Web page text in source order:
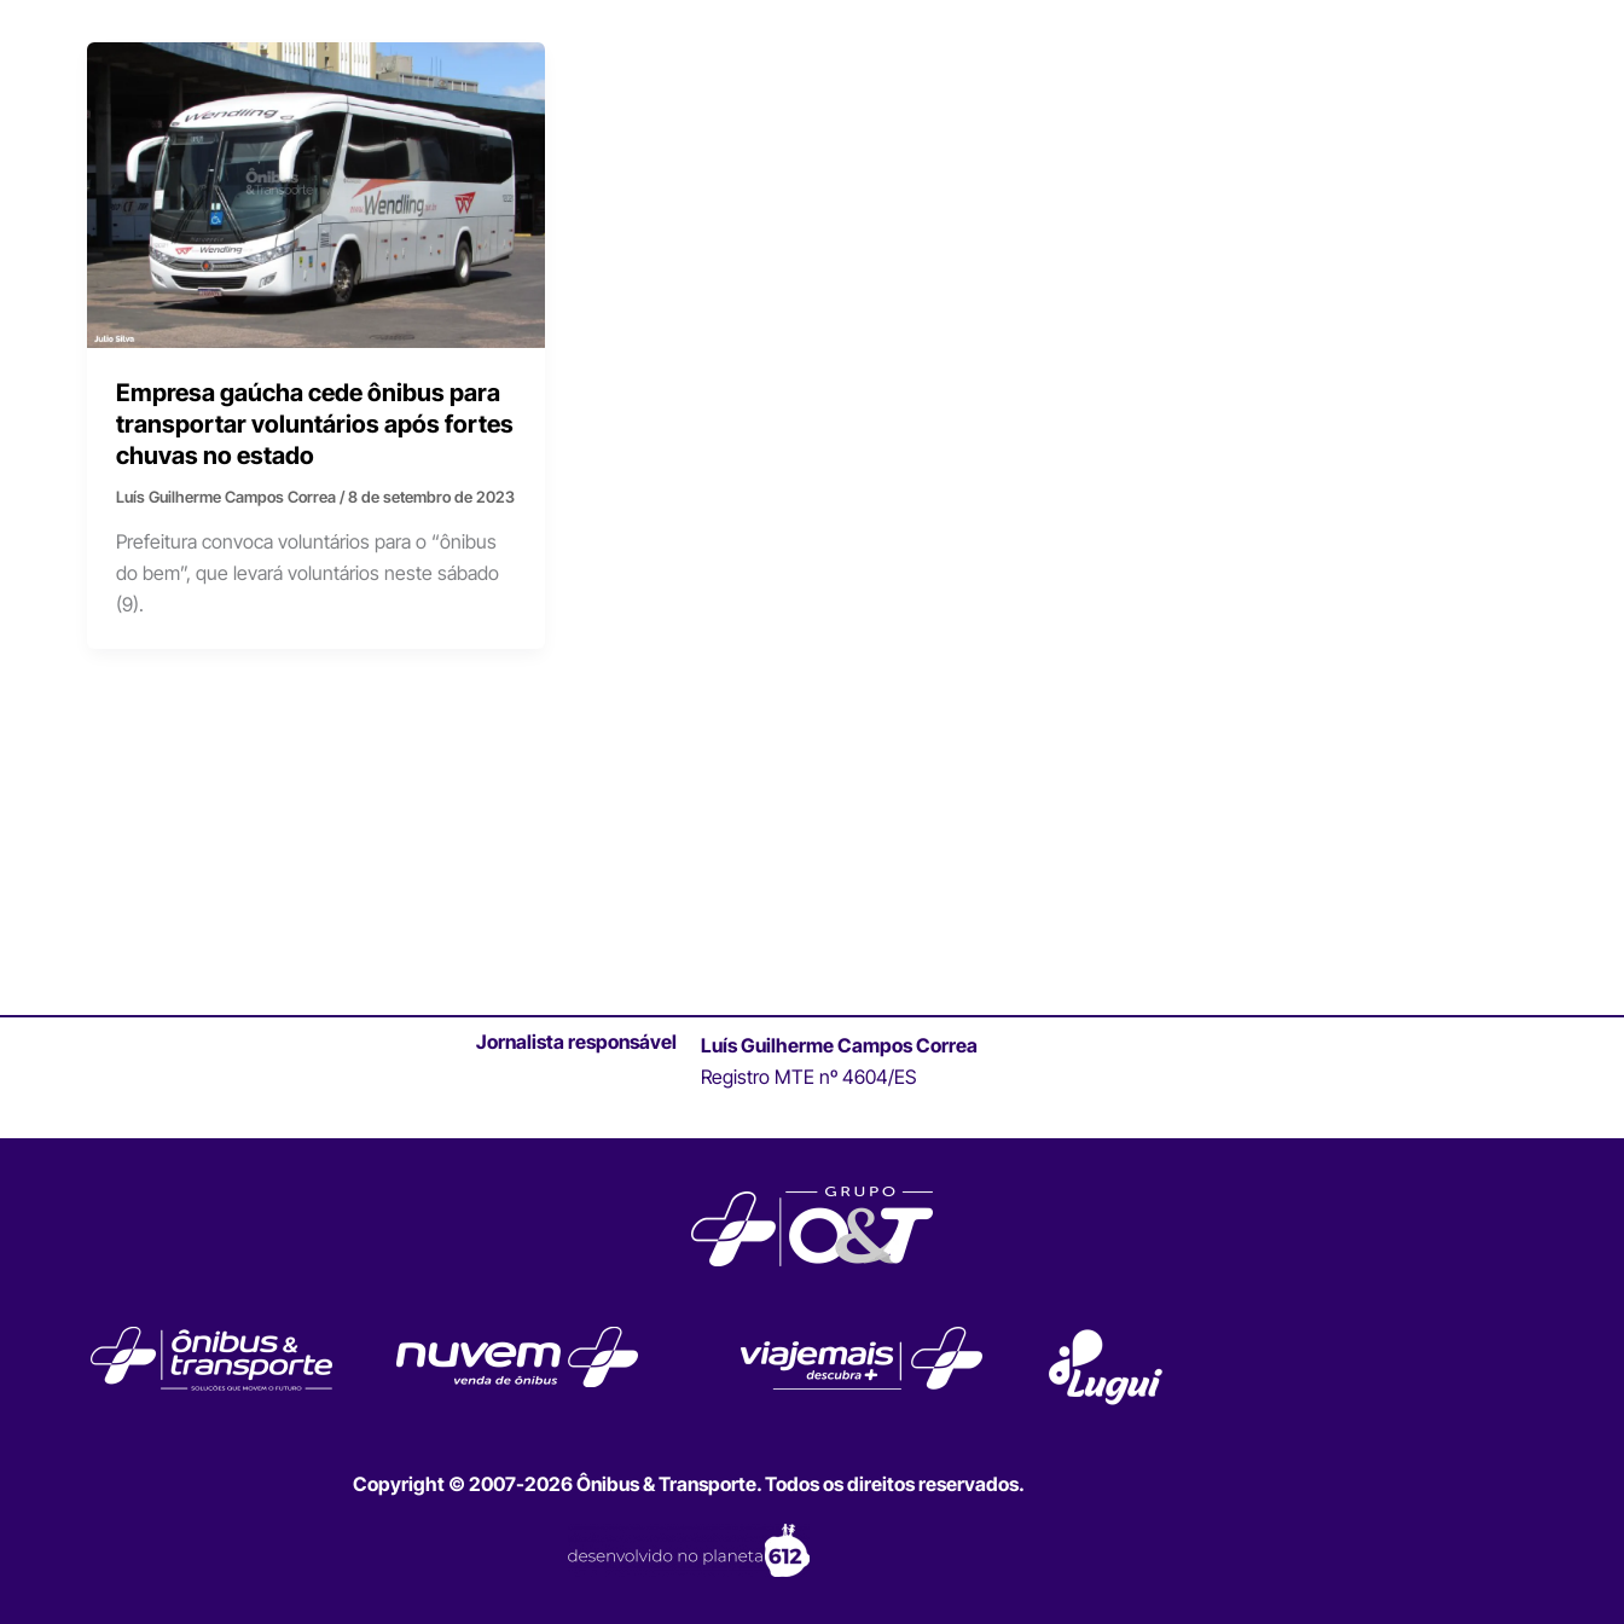
Empresa gaúcha cede ônibus para
transportar voluntários após fortes
chuvas no estado
Luís Guilherme Campos Correa/8 de setembro de 2023
Prefeitura convoca voluntários para o “ônibus
do bem”, que levará voluntários neste sábado
(9).
Jornalista responsável
Luís Guilherme Campos Correa
Registro MTE nº 4604/ES
Copyright © 2007-2026 Ônibus & Transporte. Todos os direitos reservados.